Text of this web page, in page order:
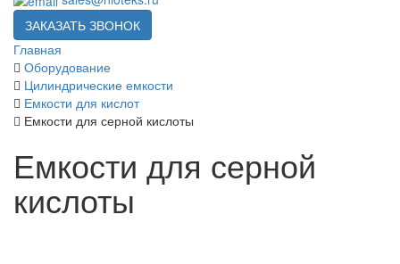
ЗАКАЗАТЬ ЗВОНОК
Главная
Оборудование
Цилиндрические емкости
Емкости для кислот
Емкости для серной кислоты
Емкости для серной
кислоты